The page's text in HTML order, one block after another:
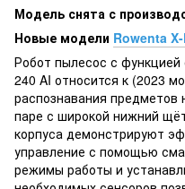
Модель снята с
Новые модели Rowenta
Робот пылесос с функцией
240 AI относится к (2023
распознавания
паре с широкой нижний
корпуса демонстрируют
управление с помощью
режимы работы и